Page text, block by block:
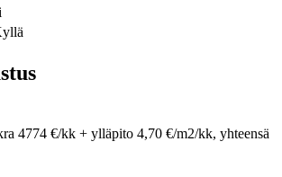
4774 €/kk + ylläpito 4,70 €/m2/kk, yhteensä